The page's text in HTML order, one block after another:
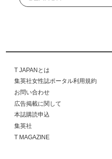
T JAPANとは
集英社女性誌ポータル利用規約
お問い合わせ
広告掲載に関して
本誌購読申込
集英社
T MAGAZINE